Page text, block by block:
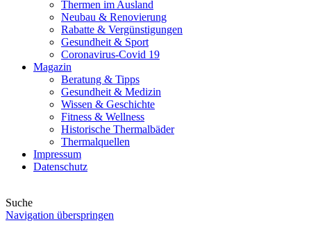
Thermen im Ausland
Neubau & Renovierung
Rabatte & Vergünstigungen
Gesundheit & Sport
Coronavirus-Covid 19
Magazin
Beratung & Tipps
Gesundheit & Medizin
Wissen & Geschichte
Fitness & Wellness
Historische Thermalbäder
Thermalquellen
Impressum
Datenschutz
Suche
Navigation überspringen